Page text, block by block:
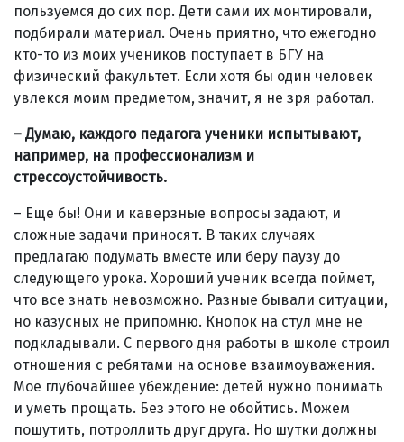
пользуемся до сих пор. Дети сами их монтировали,
подбирали материал. Очень приятно, что ежегодно
кто-то из моих учеников поступает в БГУ на
физический факультет. Если хотя бы один человек
увлекся моим предметом, значит, я не зря работал.
– Думаю, каждого педагога ученики испытывают,
например, на профессионализм и
стрессоустойчивость.
– Еще бы! Они и каверзные вопросы задают, и
сложные задачи приносят. В таких случаях
предлагаю подумать вместе или беру паузу до
следующего урока. Хороший ученик всегда поймет,
что все знать невозможно. Разные бывали ситуации,
но казусных не припомню. Кнопок на стул мне не
подкладывали. С первого дня работы в школе строил
отношения с ребятами на основе взаимоуважения.
Мое глубочайшее убеждение: детей нужно понимать
и уметь прощать. Без этого не обойтись. Можем
пошутить, потроллить друг друга. Но шутки должны